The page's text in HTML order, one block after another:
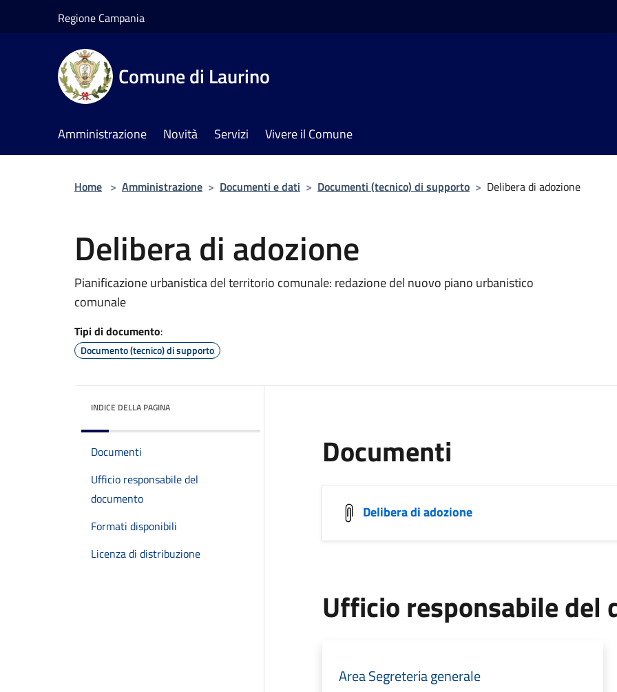
Regione Campania
Comune di Laurino
Amministrazione Novità Servizi Vivere il Comune
Home > Amministrazione > Documenti e dati > Documenti (tecnico) di supporto > Delibera di adozione
Delibera di adozione
Pianificazione urbanistica del territorio comunale: redazione del nuovo piano urbanistico
comunale
Tipi di documento:
Documento (tecnico) di supporto
INDICE DELLA PAGINA
Documenti
Ufficio responsabile del
documento
Formati disponibili
Licenza di distribuzione
Documenti
Delibera di adozione
Ufficio responsabile del
Area Segreteria generale